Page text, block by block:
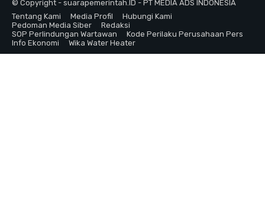
© Copyright - suarapemerintah.ID - PT MEDIA ADS INDONESIA
Tentang Kami
Media Profil
Hubungi Kami
Pedoman Media Siber
Redaksi
SOP Perlindungan Wartawan
Kode Perilaku Perusahaan Pers
Info Ekonomi
Wika Water Heater